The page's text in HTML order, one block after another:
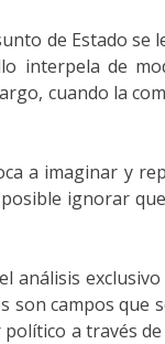
de Estado se
interpela de
cuando la
a imaginar y
ignorar
campos
a través